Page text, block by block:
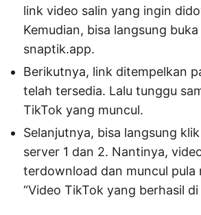
link video salin yang ingin
Kemudian, bisa langsung
snaptik.app.
Berikutnya, link ditempelkan
telah tersedia. Lalu tunggu
TikTok yang muncul.
Selanjutnya, bisa langsung
server 1 dan 2. Nantinya,
terdownload dan muncul
“Video TikTok yang berhasil di